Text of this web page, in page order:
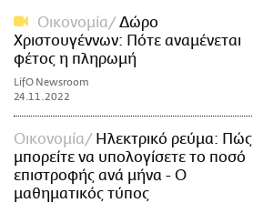
Οικονομία
Δώρο
Χριστουγέννων: Πότε αναμένεται
φέτος η πληρωμή
LifO Newsroom
24.11.2022
Οικονομία
Ηλεκτρικό ρεύμα: Πώς
μπορείτε να υπολογίσετε το ποσό
επιστροφής ανά μήνα - Ο
μαθηματικός τύπος